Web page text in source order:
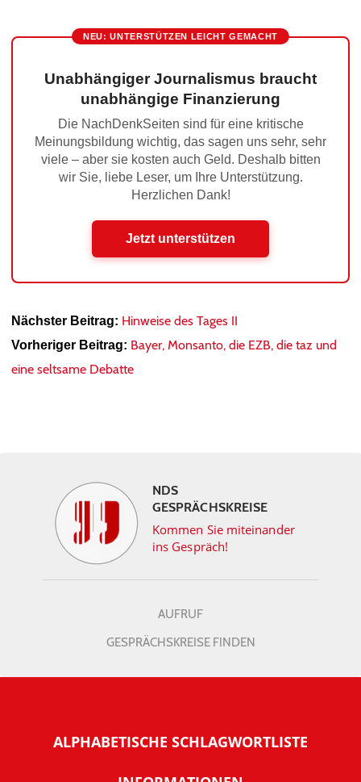
NEU: UNTERSTÜTZEN LEICHT GEMACHT
Unabhängiger Journalismus braucht
unabhängige Finanzierung
Die NachDenkSeiten sind für eine kritische
Meinungsbildung wichtig, das sagen uns sehr, sehr
viele – aber sie kosten auch Geld. Deshalb bitten
wir Sie, liebe Leser, um Ihre Unterstützung.
Herzlichen Dank!
Jetzt unterstützen
Nächster Beitrag: Hinweise des Tages II
Vorheriger Beitrag: Bayer, Monsanto, die EZB, die taz und
eine seltsame Debatte
NDS
GESPRÄCHSKREISE
Kommen Sie miteinander
ins Gespräch!
AUFRUF
GESPRÄCHSKREISE FINDEN
ALPHABETISCHE SCHLAGWORTLISTE